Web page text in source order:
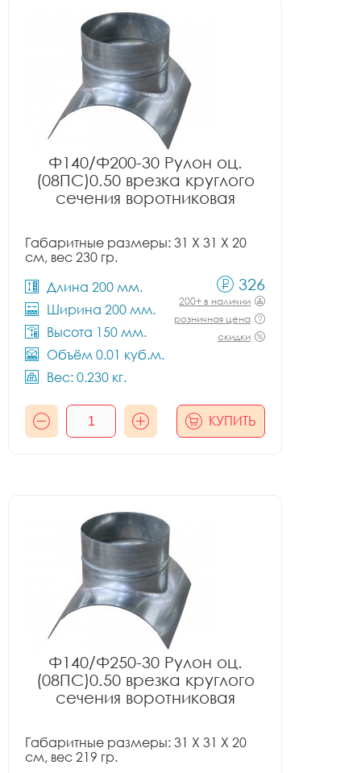
Ф140/Ф200-30 Рулон оц.
(08ПС)0.50 врезка круглого
сечения воротниковая
Габаритные размеры: 31 X 31 X 20
см, вес 230 гр.
Длина 200 мм.
Ширина 200 мм.
Высота 150 мм.
Объём 0.01 куб.м.
Вес: 0.230 кг.
326
200+ в наличии
розничная цена
скидки
КУПИТЬ
Ф140/Ф250-30 Рулон оц.
(08ПС)0.50 врезка круглого
сечения воротниковая
Габаритные размеры: 31 X 31 X 20
см, вес 219 гр.